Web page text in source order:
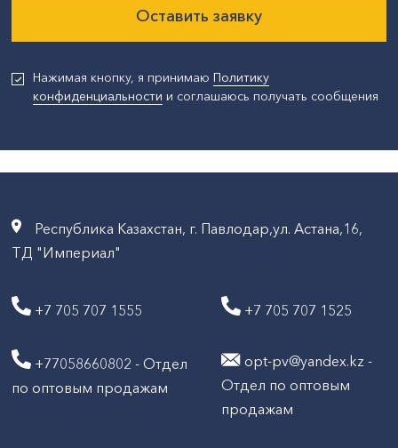
Оставить заявку
Нажимая кнопку, я принимаю Политику
конфиденциальности и соглашаюсь получать сообщения
Республика Казахстан, г. Павлодар,ул. Астана,16,
ТД "Империал"
+7 705 707 1555 +7 705 707 1525
+77058660802 - Отдел
по оптовым продажам
opt-pv@yandex.kz -
Отдел по оптовым
продажам